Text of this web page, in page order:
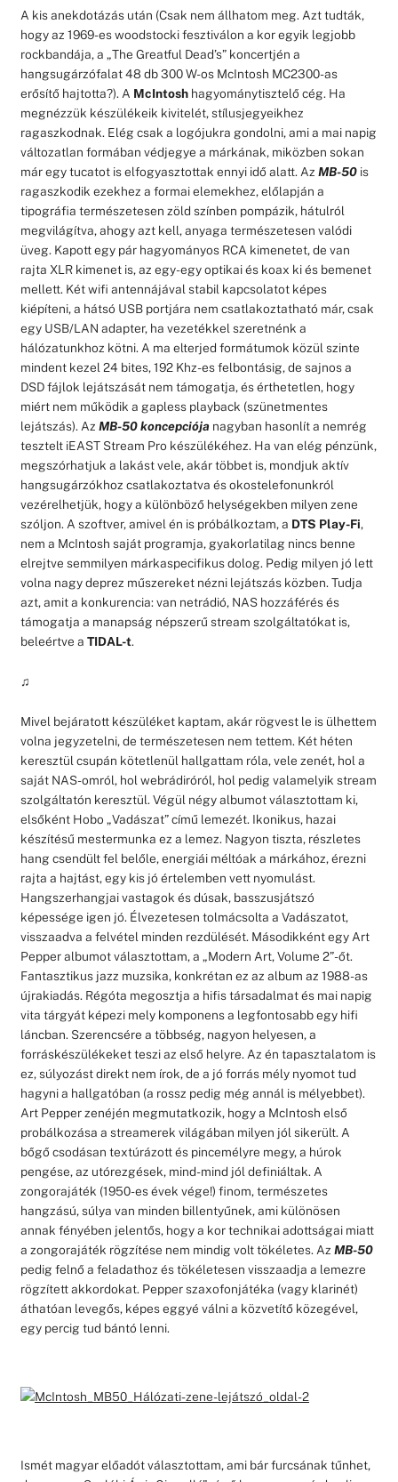
A kis anekdotázás után (Csak nem állhatom meg. Azt tudták,
hogy az 1969-es woodstocki fesztiválon a kor egyik legjobb
rockbandája, a „The Greatful Dead’s” koncertjén a
hangsugárzófalat 48 db 300 W-os McIntosh MC2300-as
erősítő hajtotta?). A McIntoshhagyománytisztelő cég. Ha
megnézzük készülékeik kivitelét, stílusjegyeikhez
ragaszkodnak. Elég csak a logójukra gondolni, ami a mai napig
változatlan formában védjegye a márkának, miközben sokan
már egy tucatot is elfogyasztottak ennyi idő alatt. Az MB-50is
ragaszkodik ezekhez a formai elemekhez, előlapján a
tipográfia természetesen zöld színben pompázik, hátulról
megvilágítva, ahogy azt kell, anyaga természetesen valódi
üveg. Kapott egy pár hagyományos RCA kimenetet, de van
rajta XLR kimenet is, az egy-egy optikai és koax ki és bemenet
mellett. Két wifi antennájával stabil kapcsolatot képes
kiépíteni, a hátsó USB portjára nem csatlakoztatható már, csak
egy USB/LAN adapter, ha vezetékkel szeretnénk a
hálózatunkhoz kötni. A ma elterjed formátumok közül szinte
mindent kezel 24 bites, 192 Khz-es felbontásig, de sajnos a
DSD fájlok lejátszását nem támogatja, és érthetetlen, hogy
miért nem működik a gapless playback (szünetmentes
lejátszás). Az MB-50 koncepciója nagyban hasonlít a nemrég
tesztelt iEAST Stream Pro készülékéhez. Ha van elég pénzünk,
megszórhatjuk a lakást vele, akár többet is, mondjuk aktív
hangsugárzókhoz csatlakoztatva és okostelefonunkról
vezérelhetjük, hogy a különböző helységekben milyen zene
szóljon. A szoftver, amivel én is próbálkoztam, a DTS Play-Fi,
nem a McIntosh saját programja, gyakorlatilag nincs benne
elrejtve semmilyen márkaspecifikus dolog. Pedig milyen jó lett
volna nagy deprez műszereket nézni lejátszás közben. Tudja
azt, amit a konkurencia: van netrádió, NAS hozzáférés és
támogatja a manapság népszerű stream szolgáltatókat is,
beleértve a TIDAL-t.
♫
Mivel bejáratott készüléket kaptam, akár rögvest le is ülhettem
volna jegyzetelni, de természetesen nem tettem. Két héten
keresztül csupán kötetlenül hallgattam róla, vele zenét, hol a
saját NAS-omról, hol webrádiróról, hol pedig valamelyik stream
szolgáltatón keresztül. Végül négy albumot választottam ki,
elsőként Hobo „Vadászat” című lemezét. Ikonikus, hazai
készítésű mestermunka ez a lemez. Nagyon tiszta, részletes
hang csendült fel belőle, energiái méltóak a márkához, érezni
rajta a hajtást, egy kis jó értelemben vett nyomulást.
Hangszerhangjai vastagok és dúsak, basszusjátszó
képessége igen jó. Élvezetesen tolmácsolta a Vadászatot,
visszaadva a felvétel minden rezdülését. Másodikként egy Art
Pepper albumot választottam, a „Modern Art, Volume 2”-őt.
Fantasztikus jazz muzsika, konkrétan ez az album az 1988-as
újrakiadás. Régóta megosztja a hifis társadalmat és mai napig
vita tárgyát képezi mely komponens a legfontosabb egy hifi
láncban. Szerencsére a többség, nagyon helyesen, a
forráskészülékeket teszi az első helyre. Az én tapasztalatom is
ez, súlyozást direkt nem írok, de a jó forrás mély nyomot tud
hagyni a hallgatóban (a rossz pedig még annál is mélyebbet).
Art Pepper zenéjén megmutatkozik, hogy a McIntosh első
probálkozása a streamerek világában milyen jól sikerült. A
bőgő csodásan textúrázott és pincemélyre megy, a húrok
pengése, az utórezgések, mind-mind jól definiáltak. A
zongorajáték (1950-es évek vége!) finom, természetes
hangzású, súlya van minden billentyűnek, ami különösen
annak fényében jelentős, hogy a kor technikai adottságai miatt
a zongorajáték rögzítése nem mindig volt tökéletes. Az MB-50
pedig felnő a feladathoz és tökéletesen visszaadja a lemezre
rögzített akkordokat. Pepper szaxofonjátéka (vagy klarinét)
áthatóan levegős, képes eggyé válni a közvetítő közegével,
egy percig tud bántó lenni.
Ismét magyar előadót választottam, ami bár furcsának tűnhet,